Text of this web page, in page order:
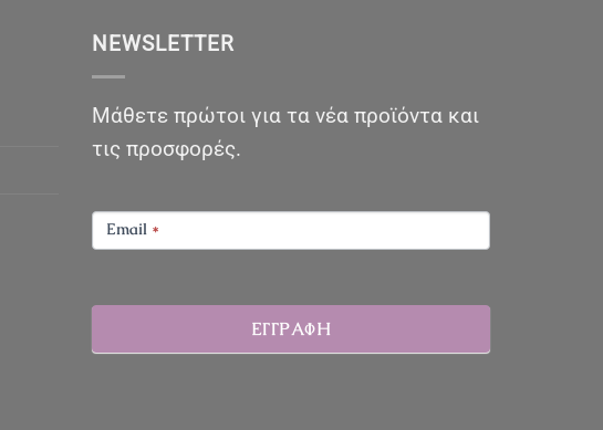
NEWSLETTER
Μάθετε πρώτοι για τα νέα προϊόντα και
τις προσφορές.
NEWSLETTER
Email *
ΕΓΓΡΑΦΗ